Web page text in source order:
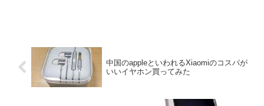
中国のappleといわれるXiaomiのコスパが
いいイヤホン買ってみた